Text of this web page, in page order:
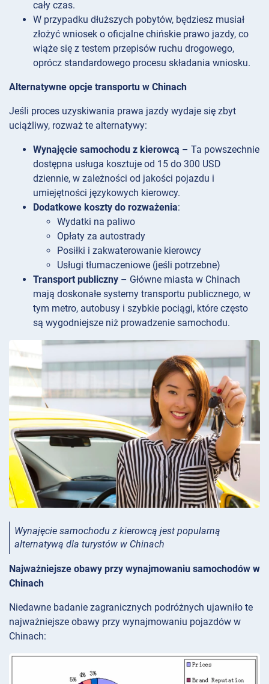
cały czas.
W przypadku dłuższych pobytów, będziesz musiał
złożyć wniosek o oficjalne chińskie prawo jazdy, co
wiąże się z testem przepisów ruchu drogowego,
oprócz standardowego procesu składania wniosku.
Alternatywne opcje transportu w Chinach
Jeśli proces uzyskiwania prawa jazdy wydaje się zbyt
uciążliwy, rozważ te alternatywy:
Wynajęcie samochodu z kierowcą – Ta powszechnie
dostępna usługa kosztuje od 15 do 300 USD
dziennie, w zależności od jakości pojazdu i
umiejętności językowych kierowcy.
Dodatkowe koszty do rozważenia:
Wydatki na paliwo
Opłaty za autostrady
Posiłki i zakwaterowanie kierowcy
Usługi tłumaczeniowe (jeśli potrzebne)
Transport publiczny – Główne miasta w Chinach
mają doskonałe systemy transportu publicznego, w
tym metro, autobusy i szybkie pociągi, które często
są wygodniejsze niż prowadzenie samochodu.
Wynajęcie samochodu z kierowcą jest popularną
alternatywą dla turystów w Chinach
Najważniejsze obawy przy wynajmowaniu samochodów w
Chinach
Niedawne badanie zagranicznych podróżnych ujawniło te
najważniejsze obawy przy wynajmowaniu pojazdów w
Chinach: